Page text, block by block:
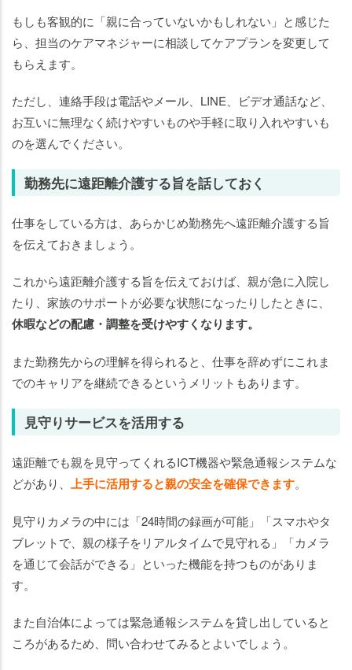
もしも客観的に「親に合っていないかもしれない」と感じた
ら、担当のケアマネジャーに相談してケアプランを変更して
もらえます。
ただし、連絡手段は電話やメール、LINE、ビデオ通話など、
お互いに無理なく続けやすいものや手軽に取り入れやすいも
のを選んでください。
勤務先に遠距離介護する旨を話しておく
仕事をしている方は、あらかじめ勤務先へ遠距離介護する旨
を伝えておきましょう。
これから遠距離介護する旨を伝えておけば、親が急に入院し
たり、家族のサポートが必要な状態になったりしたときに、
休暇などの配慮・調整を受けやすくなります。
また勤務先からの理解を得られると、仕事を辞めずにこれま
でのキャリアを継続できるというメリットもあります。
見守りサービスを活用する
遠距離でも親を見守ってくれるICT機器や緊急通報システムな
どがあり、 上手に活用すると親の安全を確保できます。
見守りカメラの中には「24時間の録画が可能」「スマホやタ
ブレットで、親の様子をリアルタイムで見守れる」「カメラ
を通じて会話ができる」といった機能を持つものがありま
す。
また自治体によっては緊急通報システムを貸し出していると
ころがあるため、問い合わせてみるとよいでしょう。